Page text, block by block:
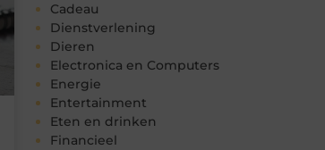
Cadeau
Dienstverlening
Dieren
Electronica en Computers
Energie
Entertainment
Eten en drinken
Financieel